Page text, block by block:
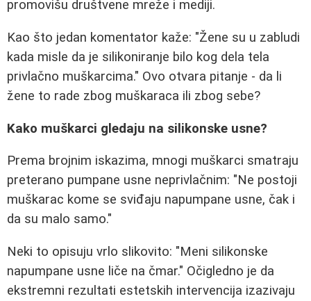
promovišu društvene mreže i mediji.
Kao što jedan komentator kaže: "Žene su u zabludi
kada misle da je silikoniranje bilo kog dela tela
privlačno muškarcima." Ovo otvara pitanje - da li
žene to rade zbog muškaraca ili zbog sebe?
Kako muškarci gledaju na silikonske usne?
Prema brojnim iskazima, mnogi muškarci smatraju
preterano pumpane usne neprivlačnim: "Ne postoji
muškarac kome se sviđaju napumpane usne, čak i
da su malo samo."
Neki to opisuju vrlo slikovito: "Meni silikonske
napumpane usne liče na čmar." Očigledno je da
ekstremni rezultati estetskih intervencija izazivaju